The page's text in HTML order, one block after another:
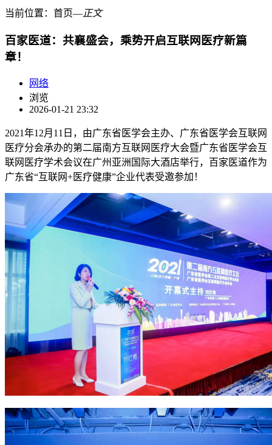
当前位置： 首页―正文
百家医道：共襄盛会，乘势开启互联网医疗新篇
章！
网络
浏览
2026-01-21 23:32
2021年12月11日，由广东省医学会主办、广东省医学会互联网
医疗分会承办的第二届南方互联网医疗大会暨广东省医学会互
联网医疗学术会议在广州亚洲国际大酒店举行，百家医道作为
广东省“互联网+医疗健康”企业代表受邀参加！